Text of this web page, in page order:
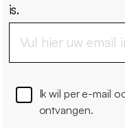
is.
Ik wil per e-mail
ontvangen.